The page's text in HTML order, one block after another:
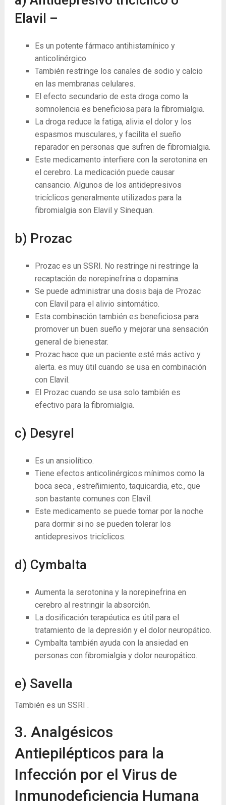
Elavil –
Es un potente fármaco antihistamínico y
anticolinérgico.
También restringe los canales de sodio y calcio
en las membranas celulares.
El efecto secundario de esta droga como la
somnolencia es beneficiosa para la fibromialgia.
La droga reduce la fatiga, alivia el dolor y los
espasmos musculares, y facilita el sueño
reparador en personas que sufren de fibromialgia.
Este medicamento interfiere con la serotonina en
el cerebro. La medicación puede causar
cansancio. Algunos de los antidepresivos
tricíclicos generalmente utilizados para la
fibromialgia son Elavil y Sinequan.
b) Prozac
Prozac es un SSRI. No restringe ni restringe la
recaptación de norepinefrina o dopamina.
Se puede administrar una dosis baja de Prozac
con Elavil para el alivio sintomático.
Esta combinación también es beneficiosa para
promover un buen sueño y mejorar una sensación
general de bienestar.
Prozac hace que un paciente esté más activo y
alerta. es muy útil cuando se usa en combinación
con Elavil.
El Prozac cuando se usa solo también es
efectivo para la fibromialgia.
c) Desyrel
Es un ansiolítico.
Tiene efectos anticolinérgicos mínimos como la
boca seca , estreñimiento, taquicardia, etc., que
son bastante comunes con Elavil.
Este medicamento se puede tomar por la noche
para dormir si no se pueden tolerar los
antidepresivos tricíclicos.
d) Cymbalta
Aumenta la serotonina y la norepinefrina en
cerebro al restringir la absorción.
La dosificación terapéutica es útil para el
tratamiento de la depresión y el dolor neuropático.
Cymbalta también ayuda con la ansiedad en
personas con fibromialgia y dolor neuropático.
e) Savella
También es un SSRI .
3. Analgésicos
Antiepilépticos para la
Infección por el Virus de
Inmunodeficiencia Humana